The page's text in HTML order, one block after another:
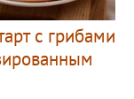
с грибами